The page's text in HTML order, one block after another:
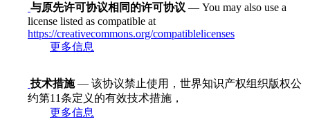
与原先许可协议相同的许可协议 — You may also use a
license listed as compatible at
https://creativecommons.org/compatiblelicenses
更多信息
技术措施— 该协议禁止使用，世界知识产权组织版权公
约第11条定义的有效技术措施，
更多信息